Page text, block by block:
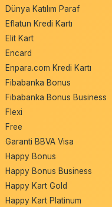
Dünya Katılım Paraf
Eflatun Kredi Kartı
Elit Kart
Encard
Enpara.com Kredi Kartı
Fibabanka Bonus
Fibabanka Bonus Business
Flexi
Free
Garanti BBVA Visa
Happy Bonus
Happy Bonus Business
Happy Kart Gold
Happy Kart Platinum